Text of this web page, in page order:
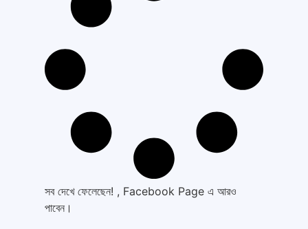
সব দেখে ফেলেছেন! , Facebook Page এ আরও
পাবেন।